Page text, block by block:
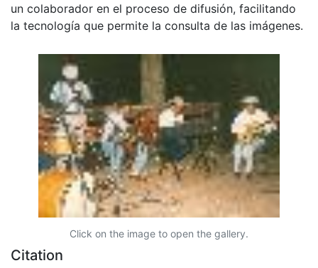
un colaborador en el proceso de difusión, facilitando
la tecnología que permite la consulta de las imágenes.
Click on the image to open the gallery.
Citation